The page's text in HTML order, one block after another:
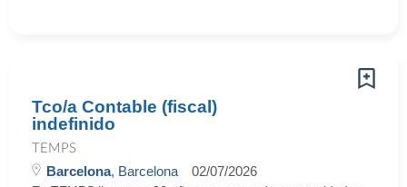
Tco/a Contable (fiscal)
indefinido
TEMPS
Barcelona, Barcelona 02/07/2026